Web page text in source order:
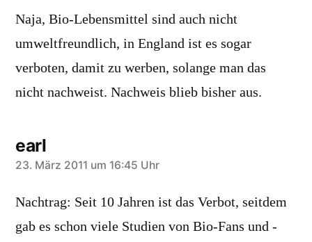
Naja, Bio-Lebensmittel sind auch nicht
umweltfreundlich, in England ist es sogar
verboten, damit zu werben, solange man das
nicht nachweist. Nachweis blieb bisher aus.
earl
sagt:
23. März 2011 um 16:45 Uhr
Nachtrag: Seit 10 Jahren ist das Verbot, seitdem
gab es schon viele Studien von Bio-Fans und -